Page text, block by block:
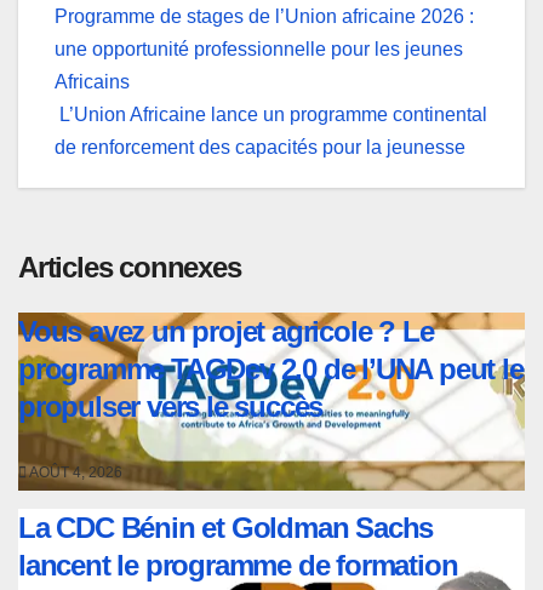
Navigation
de
l’article
Programme de stages de l’Union africaine 2026 :
une opportunité professionnelle pour les jeunes
Africains
L’Union Africaine lance un programme continental
de renforcement des capacités pour la jeunesse
Articles connexes
Vous avez un projet agricole ? Le
programme TAGDev 2.0 de l’UNA peut le
propulser vers le succès
AOÛT 4, 2026
La CDC Bénin et Goldman Sachs
lancent le programme de formation